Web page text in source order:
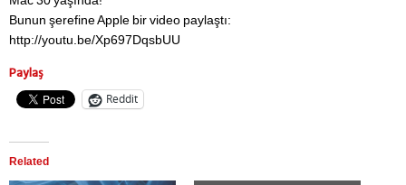
Bunun şerefine Apple bir video paylaştı:
http://youtu.be/Xp697DqsbUU
Paylaş
Reddit
Related